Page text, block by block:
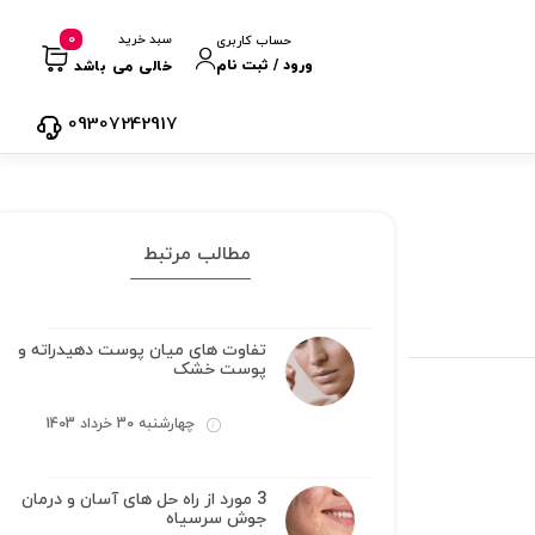
حساب کاربری
ورود / ثبت نام
سبد خرید
خالی می باشد
0
09307242917
مطالب مرتبط
تفاوت های میان پوست دهیدراته و
پوست خشک
چهارشنبه 30 خرداد 1403
3 مورد از راه حل های آسان و درمان
جوش سرسیاه